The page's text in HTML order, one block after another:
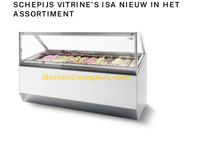
SCHEPIJS VITRINE’S ISA NIEUW IN HET
ASSORTIMENT